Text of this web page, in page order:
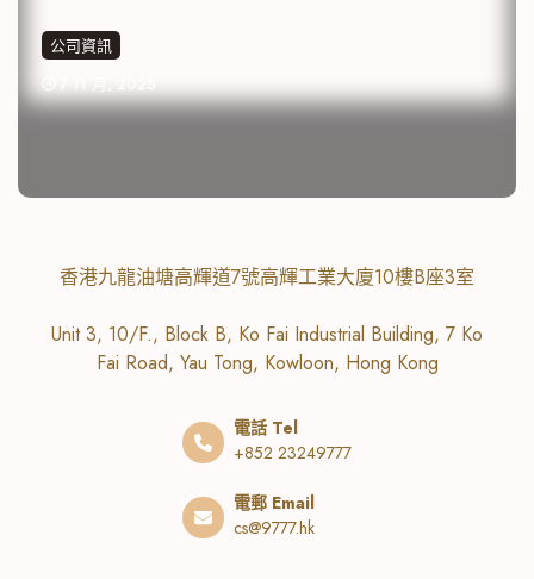
公司資訊
7 11 月, 2025
香港九龍油塘高輝道7號高輝工業大廈10樓B座3室
Unit 3, 10/F., Block B, Ko Fai Industrial Building, 7 Ko
Fai Road, Yau Tong, Kowloon, Hong Kong
電話 Tel
+852 23249777
電郵 Email
cs@9777.hk